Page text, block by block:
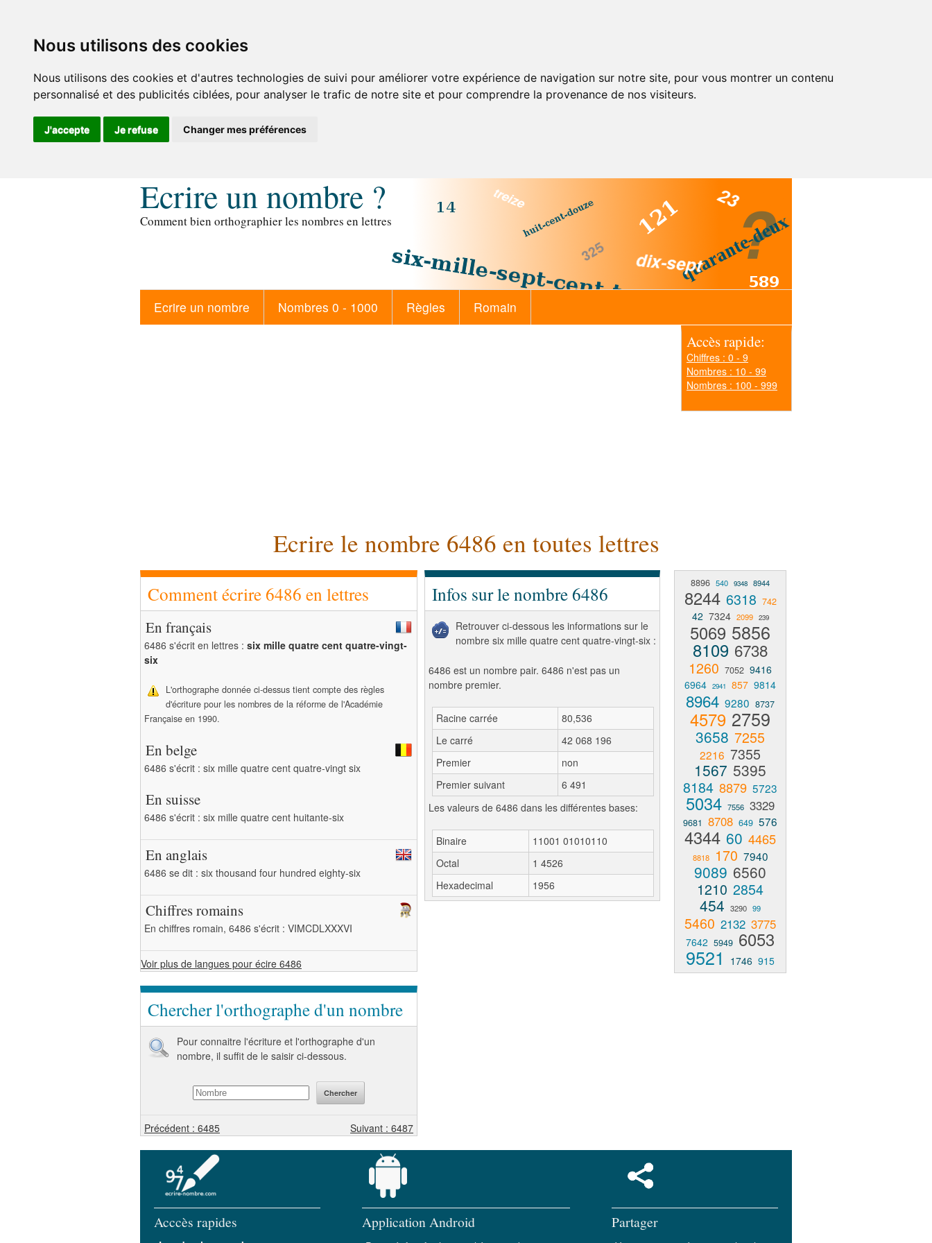
Nous utilisons des cookies
Nous utilisons des cookies et d'autres technologies de suivi pour améliorer votre expérience de navigation sur notre site, pour vous montrer un contenu
personnalisé et des publicités ciblées, pour analyser le trafic de notre site et pour comprendre la provenance de nos visiteurs.
J'accepte Je refuse Changer mes préférences
Ecrire un nombre ?
Comment bien orthographier les nombres en lettres
Ecrire un nombre Nombres 0 - 1000 Règles Romain
Accès rapide:
Chiffres : 0 - 9
Nombres : 10 - 99
Nombres : 100 - 999
Ecrire le nombre 6486 en toutes lettres
Comment écrire 6486 en lettres
En français
6486 s'écrit en lettres : six mille quatre cent quatre-vingt-
six
L'orthographe donnée ci-dessus tient compte des règles
d'écriture pour les nombres de la réforme de l'Académie
Française en 1990.
En belge
6486 s'écrit : six mille quatre cent quatre-vingt six
En suisse
6486 s'écrit : six mille quatre cent huitante-six
En anglais
6486 se dit : six thousand four hundred eighty-six
Chiffres romains
En chiffres romain, 6486 s'écrit : VIMCDLXXXVI
Voir plus de langues pour écire 6486
Chercher l'orthographe d'un nombre
Pour connaitre l'écriture et l'orthographe d'un
nombre, il suffit de le saisir ci-dessous.
Précédent : 6485 Suivant : 6487
Infos sur le nombre 6486
Retrouver ci-dessous les informations sur le
nombre six mille quatre cent quatre-vingt-six :
6486 est un nombre pair. 6486 n'est pas un
nombre premier.
Racine carrée
80,536
Le carré
42 068 196
Premier
non
Premier suivant
6 491
Les valeurs de 6486 dans les différentes bases:
Binaire
11001 01010110
Octal
1 4526
Hexadecimal
1956
8896 540 9348 8944
8244 6318 742
42 7324 2099 239
5069 5856
8109 6738
1260 7052 9416
6964 2941 857 9814
8964 9280 8737
4579 2759
3658 7255
2216 7355
1567 5395
8184 8879 5723
5034 7556 3329
9681 8708 649 576
4344 60 4465
8818 170 7940
9089 6560
1210 2854
454 3290 99
5460 2132 3775
7642 5949 6053
9521 1746 915
Acccès rapides Application Android Partager